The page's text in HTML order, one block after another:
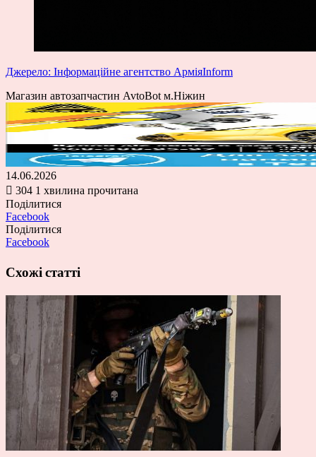
Джерело: Інформаційне агентство АрміяInform
Магазин автозапчастин AvtoBot м.Ніжин
14.06.2026
304 1 хвилина прочитана
Поділитися
Facebook
Поділитися
Facebook
Схожі статті